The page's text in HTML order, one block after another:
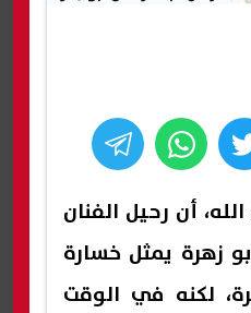
أن رحيل الفنان
زهرة يمثل خسارة
لكنه في الوقت